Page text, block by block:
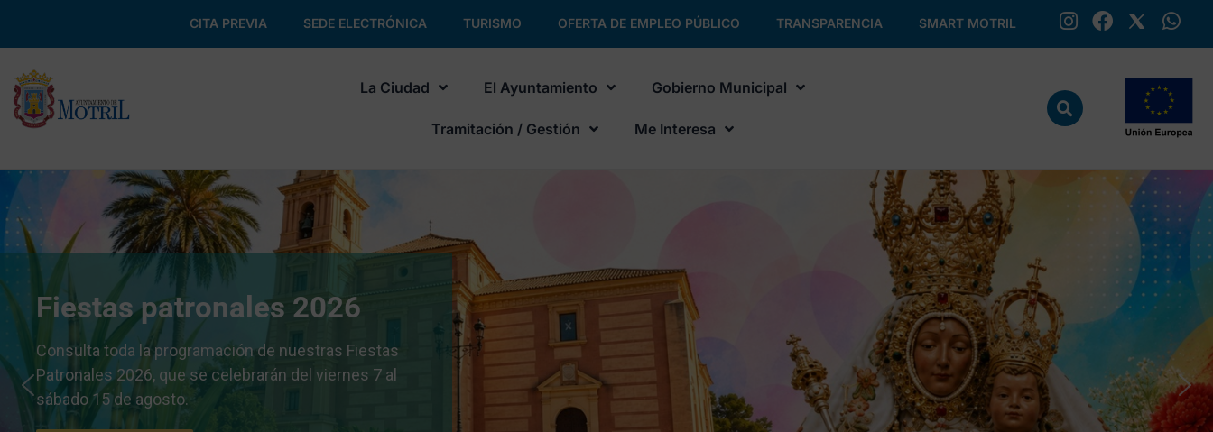
CITA PREVIA SEDE ELECTRÓNICA TURISMO OFERTA DE EMPLEO PÚBLICO TRANSPARENCIA SMART MOTRIL
La Ciudad El Ayuntamiento Gobierno Municipal
Tramitación / Gestión Me Interesa
Fiestas patronales 2026
Consulta toda la programación de nuestras Fiestas
Patronales 2026, que se celebrarán del viernes 7 al
sábado 15 de agosto.